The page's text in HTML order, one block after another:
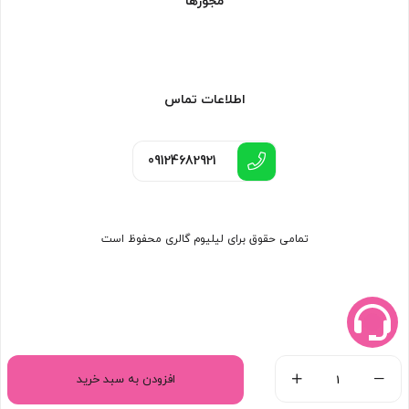
افزودن به سبد خرید
اطلاعات تماس
09124682921
تمامی حقوق برای لیلیوم گالری محفوظ است